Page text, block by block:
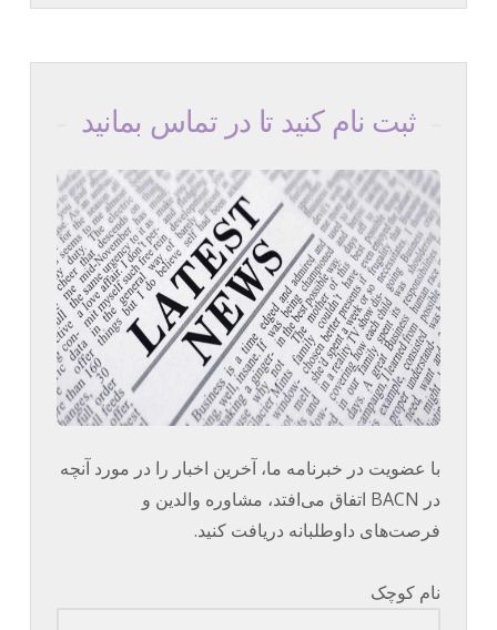
ثبت نام کنید تا در تماس بمانید
با عضویت در خبرنامه ما، آخرین اخبار را در مورد آنچه
در BACN اتفاق می‌افتد، مشاوره والدین و
فرصت‌های داوطلبانه دریافت کنید.
نام کوچک